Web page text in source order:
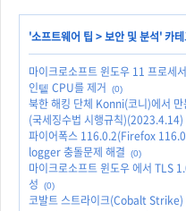
'소프트웨어 팁 >보안 및 분석' 카
마이크로소프트 윈도우 11 프로세
인텥 CPU를 제거
(0)
북한 해킹 단체 Konni(코니)에서
(국세징수법 시행규칙)(2023.4.14)
파이어폭스 116.0.2(Firefox
logger 충돌문제 해결
(0)
마이크로소프트 윈도우 에서 TLS
성
(0)
코발트 스트라이크(Cobalt